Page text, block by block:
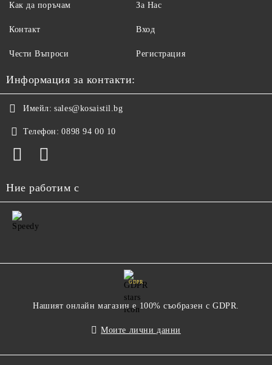
Как да поръчам
Контакт
Чести Въпроси
За Нас
Вход
Регистрация
Информация за контакти:
Имейл: sales@kosaistil.bg
Телефон: 0898 94 00 10
Ние работим с
GDPR
Нашият онлайн магазин е 100% съобразен с GDPR.
Моите лични данни